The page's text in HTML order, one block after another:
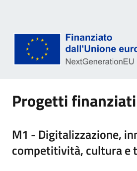
Progetti
M1 - Digitalizzazione,
competitività, cultura e